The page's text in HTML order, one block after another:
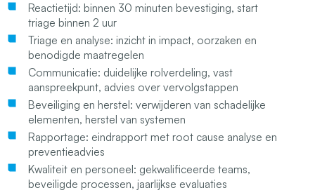
Reactietijd: binnen 30 minuten bevestiging, start
triage binnen 2 uur
Triage en analyse: inzicht in impact, oorzaken en
benodigde maatregelen
Communicatie: duidelijke rolverdeling, vast
aanspreekpunt, advies over vervolgstappen
Beveiliging en herstel: verwijderen van schadelijke
elementen, herstel van systemen
Rapportage: eindrapport met root cause analyse en
preventieadvies
Kwaliteit en personeel: gekwalificeerde teams,
beveiligde processen, jaarlijkse evaluaties